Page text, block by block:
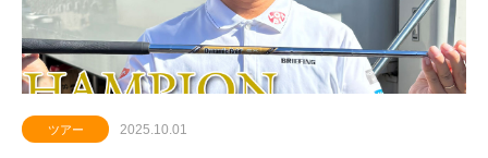
ツアー 2025.10.01